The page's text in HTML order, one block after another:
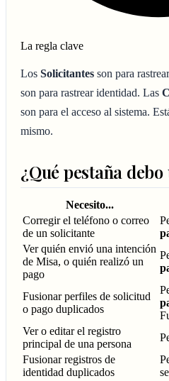
La regla clave
Los Solicitantes son para
son para rastrear identidad. Las
son para el acceso al sistema.
mismo.
¿Qué pestaña
Necesito...
Corregir el teléfono o correo
de un solicitante
Ver quién envió una intención
de Misa, o quién realizó un
pago
Fusionar perfiles de solicitud
o pago duplicados
Ver o editar el registro
principal de una persona
Fusionar registros de
identidad duplicados